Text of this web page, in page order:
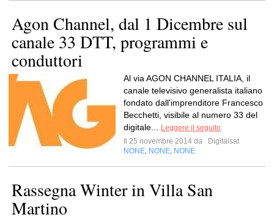
Agon Channel, dal 1 Dicembre sul
canale 33 DTT, programmi e
conduttori
Al via AGON CHANNEL ITALIA, il
canale televisivo generalista italiano
fondato dall'imprenditore Francesco
Becchetti, visibile al numero 33 del
digitale...
Leggere il seguito
Il 25 novembre 2014 da
Digitalsat
NONE NONE NONE
Rassegna Winter in Villa San
Martino